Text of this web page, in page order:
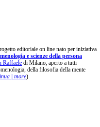
editoriale on line nato per iniziativa
e scienze della persona
Raffaele di Milano, aperto a tutti
della filosofia della mente
| more)